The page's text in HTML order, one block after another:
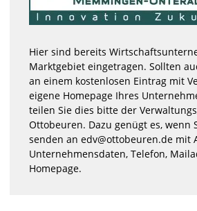
Hier sind bereits
Marktgebiet eingetragen. Sollten
an einem kostenlosen Eintrag mit
eigene Homepage Ihres
teilen Sie dies bitte der
Ottobeuren. Dazu genügt es, wenn
senden an edv@ottobeuren.de mit
Unternehmensdaten, Telefon,
Homepage.